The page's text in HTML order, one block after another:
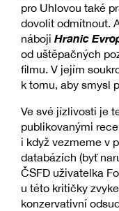
pro Uhlovou také
dovolit odmítnout.
náboji Hranic
od uštěpačných
filmu. V jejím
k tomu, aby smysl
Ve své jízlivosti je
publikovanými
i když vezmeme v
databázích (byť
ČSFD uživatelka
u této kritičky
konzervativní